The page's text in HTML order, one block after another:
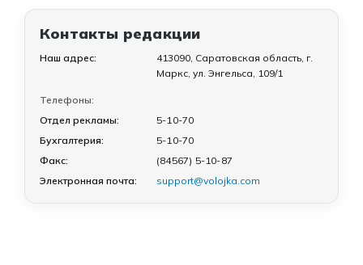
Контакты редакции
Наш адрес:
413090, Саратовская область, г.
Маркс, ул. Энгельса, 109/1
Телефоны:
Отдел рекламы:
5-10-70
Бухгалтерия:
5-10-70
Факс:
(84567) 5-10-87
Электронная почта:
support@volojka.com